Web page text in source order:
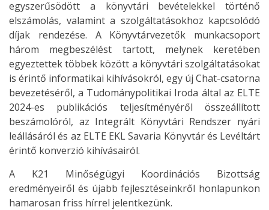
egyszerűsödött a könyvtári bevételekkel történő
elszámolás, valamint a szolgáltatásokhoz kapcsolódó
díjak rendezése. A Könyvtárvezetők munkacsoport
három megbeszélést tartott, melynek keretében
egyeztettek többek között a könyvtári szolgáltatásokat
is érintő informatikai kihívásokról, egy új Chat-csatorna
bevezetéséről, a Tudománypolitikai Iroda által az ELTE
2024-es publikációs teljesítményéről összeállított
beszámolóról, az Integrált Könyvtári Rendszer nyári
leállásáról és az ELTE EKL Savaria Könyvtár és Levéltárt
érintő konverzió kihívásairól.
A K21 Minőségügyi Koordinációs Bizottság
eredményeiről és újabb fejlesztéseinkről honlapunkon
hamarosan friss hírrel jelentkezünk.